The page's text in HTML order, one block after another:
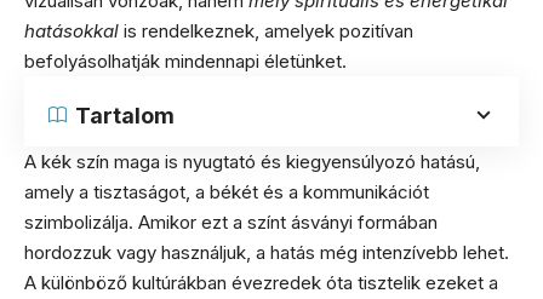
hatásokkal is rendelkeznek, amelyek pozitívan
befolyásolhatják mindennapi életünket.
Tartalom
A kék szín maga is nyugtató és kiegyensúlyozó hatású,
amely a tisztaságot, a békét és a kommunikációt
szimbolizálja. Amikor ezt a színt ásványi formában
hordozzuk vagy használjuk, a hatás még intenzívebb lehet.
A különböző kultúrákban évezredek óta tisztelik ezeket a